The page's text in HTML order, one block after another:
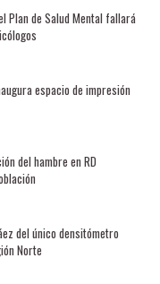
Plan de Salud Mental fallará
espacio de impresión
del hambre en RD
del único densitómetro
Norte